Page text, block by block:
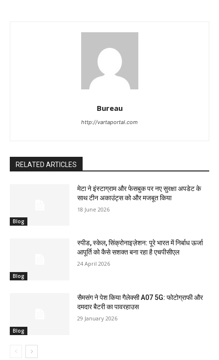
Bureau
http://vartaportal.com
RELATED ARTICLES
Blog
मेटा ने इंस्टाग्राम और फेसबुक पर नए सुरक्षा अपडेट के
साथ टीन अकाउंट्स को और मजबूत किया
18 June 2026
Blog
स्पीड, स्केल, सिंक्रोनाइज़ेशन: पूरे भारत में निर्बाध ऊर्जा
आपूर्ति को कैसे सशक्त बना रहा है एचपीसीएल
24 April 2026
Blog
सैमसंग ने पेश किया गैलेक्सी A07 5G: फोटोग्राफी और
दमदार बैटरी का पावरहाउस
29 January 2026